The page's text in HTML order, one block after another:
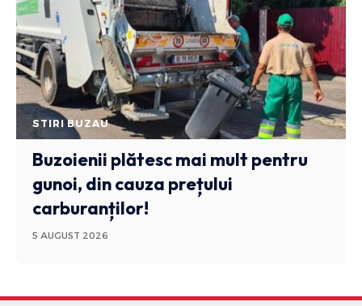
STIRI BUZAU
Buzoienii plătesc mai mult pentru
gunoi, din cauza prețului
carburanților!
5 AUGUST 2026